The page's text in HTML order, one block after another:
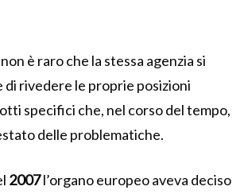
è raro che la stessa agenzia si
di rivedere le proprie posizioni
specifici che, nel corso del tempo,
delle problematiche.
2007l’organo europeo aveva deciso